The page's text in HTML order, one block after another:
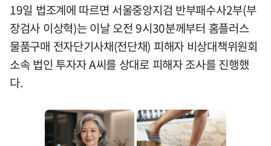
19일 법조계에 따르면 서울중앙지검 반부패수사2부(부
장검사 이상혁)는 이날 오전 9시30분께부터 홈플러스
물품구매 전자단기사채(전단채) 피해자 비상대책위원회
소속 법인 투자자 A씨를 상대로 피해자 조사를 진행했
다.